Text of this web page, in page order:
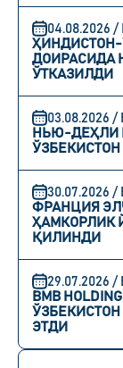
04.08.2026 /
ДОИРАСИДА
ЎТКАЗИЛДИ
03.08.2026 /
НЬЮ-ДЕҲЛИ
30.07.2026 /
ФРАНЦИЯ
ҲАМКОРЛИК
ҚИЛИНДИ
29.07.2026 /
BMB
ЭТДИ